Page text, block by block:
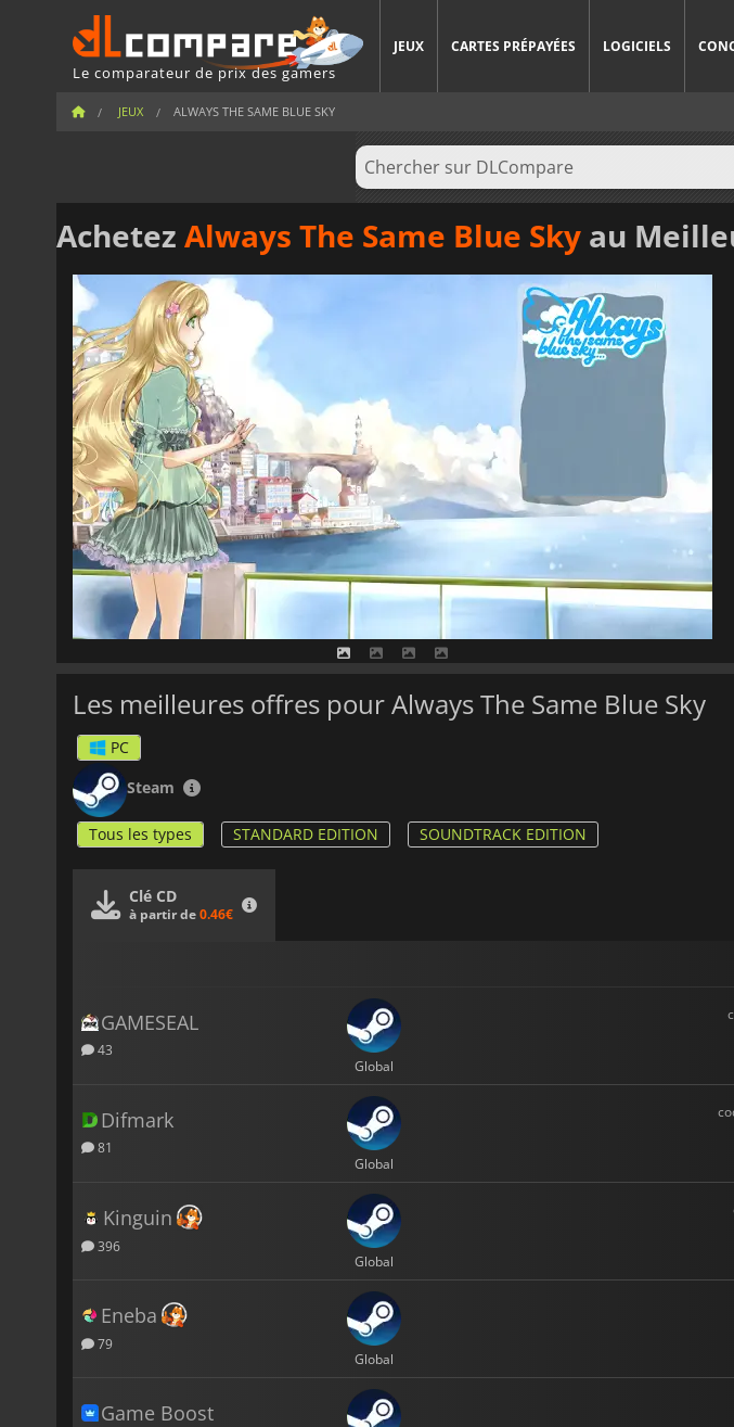
Le comparateur de prix des gamers
JEUX CARTES PRÉPAYÉES LOGICIELS
JEUX ALWAYS THE SAME BLUE SKY
Achetez Always The Same Blue Sky au
Les meilleures offres pour Always The Same Blue Sky
PC
Steam
Tous les types STANDARD EDITION SOUNDTRACK EDITION
Clé CD
à partir de0.46€
GAMESEAL
43
Global
Difmark
81
Global
Kinguin
396
Global
Eneba
79
Global
Game Boost